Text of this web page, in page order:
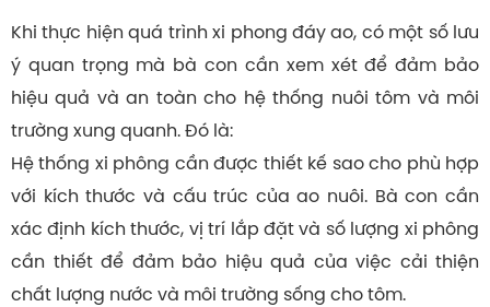
Khi thực hiện quá trình xi phong đáy ao, có một số lưu
ý quan trọng mà bà con cần xem xét để đảm bảo
hiệu quả và an toàn cho hệ thống nuôi tôm và môi
trường xung quanh. Đó là:
Hệ thống xi phông cần được thiết kế sao cho phù hợp
với kích thước và cấu trúc của ao nuôi. Bà con cần
xác định kích thước, vị trí lắp đặt và số lượng xi phông
cần thiết để đảm bảo hiệu quả của việc cải thiện
chất lượng nước và môi trường sống cho tôm.